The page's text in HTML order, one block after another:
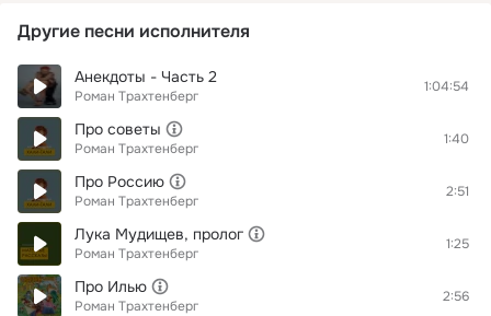
Другие песни исполнителя
Анекдоты - Часть 2
Роман Трахтенберг
1:04:54
Про советы
Роман Трахтенберг
1:40
Про Россию
Роман Трахтенберг
2:51
Лука Мудищев, пролог
Роман Трахтенберг
1:25
Про Илью
Роман Трахтенберг
2:56